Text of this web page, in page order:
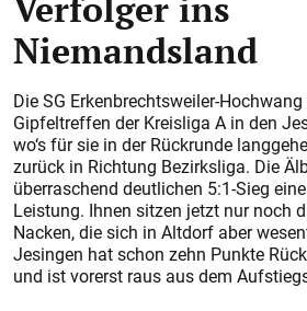
Niemandsland
Die SG Erkenbrechtsweiler-
Gipfeltreffen der Kreisliga A in den
wo‘s für sie in der Rückrunde
zurück in Richtung Bezirksliga. Die
überraschend deutlichen 5:1-Sieg
Leistung. Ihnen sitzen jetzt nur noch
Nacken, die sich in Altdorf aber
Jesingen hat schon zehn Punkte
und ist vorerst raus aus dem